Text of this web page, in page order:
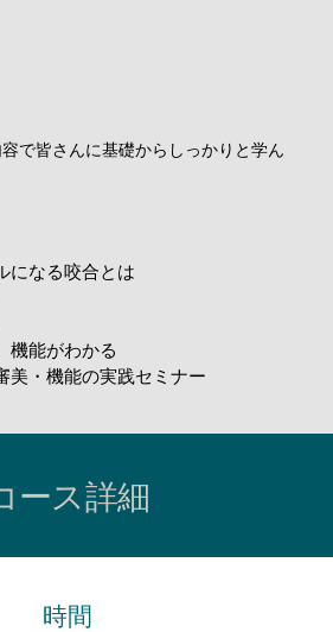
で皆さんに基礎からしっかりと学ん
になる咬合とは
機能がわかる
美・機能の実践セミナー
ース詳細
時間